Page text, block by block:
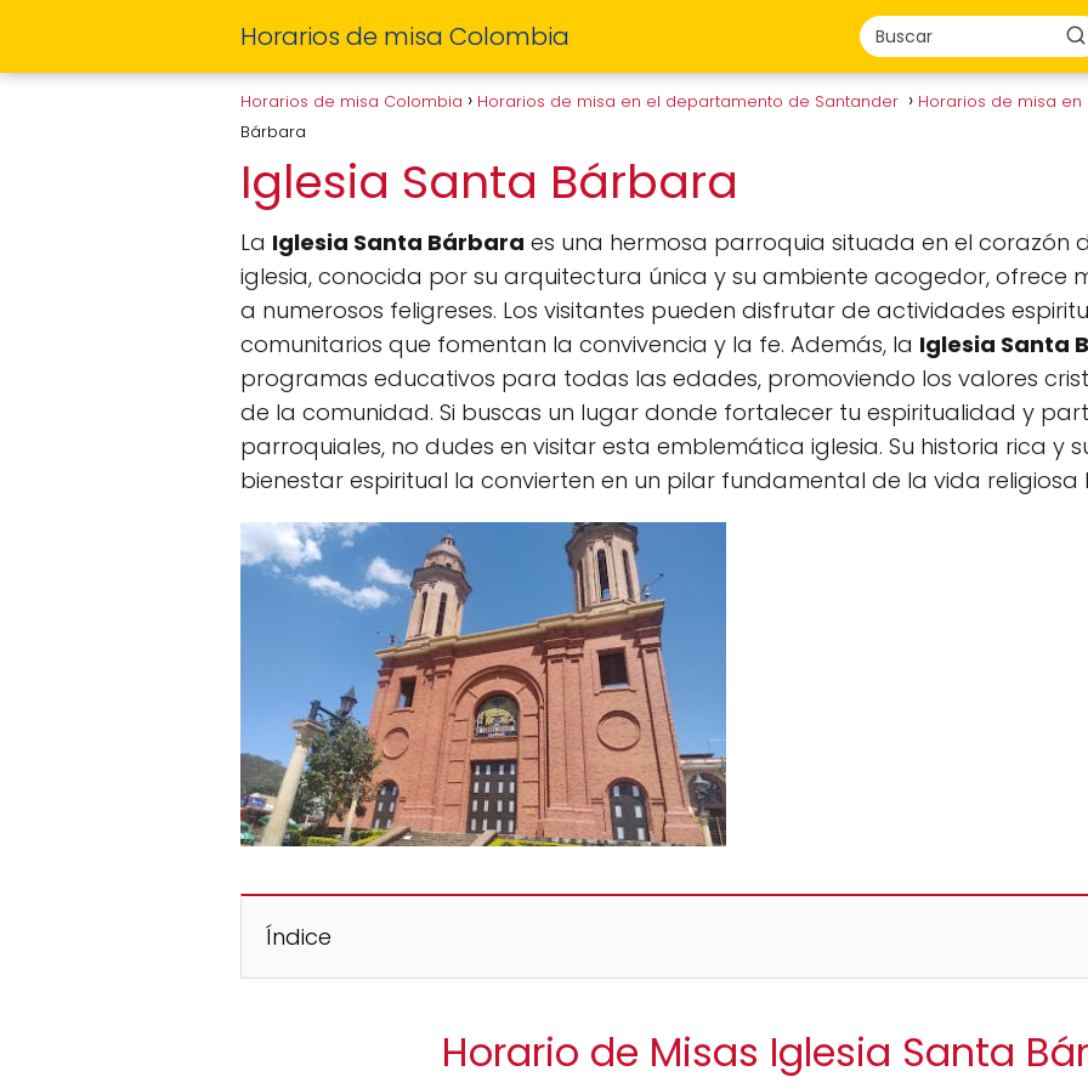
Horarios de misa Colombia
Horarios de misa Colombia Horarios de misa en el departamento de Santander Horarios de misa en
Bárbara
Iglesia Santa Bárbara
La Iglesia Santa Bárbara es una hermosa parroquia situada en el corazón
iglesia, conocida por su arquitectura única y su ambiente acogedor, ofrece
a numerosos feligreses. Los visitantes pueden disfrutar de actividades
comunitarios que fomentan la convivencia y la fe. Además, la Iglesia Santa
programas educativos para todas las edades, promoviendo los valores
de la comunidad. Si buscas un lugar donde fortalecer tu espiritualidad y
parroquiales, no dudes en visitar esta emblemática iglesia. Su historia rica y
bienestar espiritual la convierten en un pilar fundamental de la vida religiosa
Índice
Horario de Misas Iglesia Santa